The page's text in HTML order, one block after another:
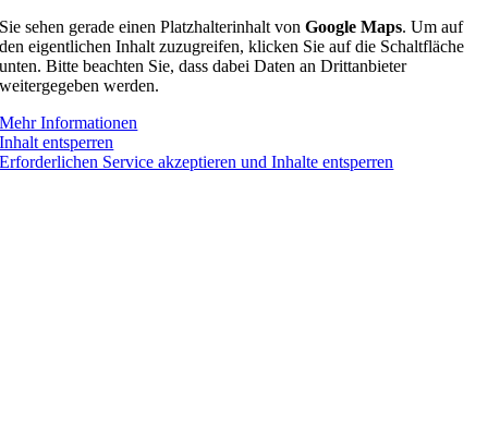
Sie sehen gerade einen Platzhalterinhalt vonGoogle Maps. Um auf
den eigentlichen Inhalt zuzugreifen, klicken Sie auf die Schaltfläche
unten. Bitte beachten Sie, dass dabei Daten an Drittanbieter
weitergegeben werden.
Mehr Informationen
Inhalt entsperren
Erforderlichen Service akzeptieren und Inhalte entsperren